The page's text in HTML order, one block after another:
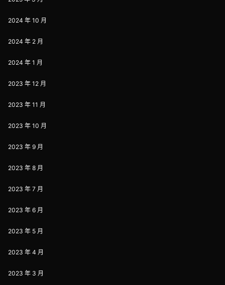
2024 年 10 月
2024 年 2 月
2024 年 1 月
2023 年 12 月
2023 年 11 月
2023 年 10 月
2023 年 9 月
2023 年 8 月
2023 年 7 月
2023 年 6 月
2023 年 5 月
2023 年 4 月
2023 年 3 月